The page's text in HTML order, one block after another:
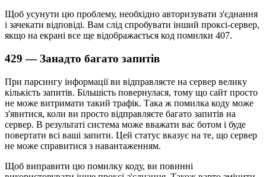
Щоб усунути цю проблему, необхідно авторизувати з'єднання
і зачекати відповіді. Вам слід спробувати інший проксі-сервер,
якщо на екрані все ще відображається код помилки 407.
429 — Занадто багато запитів
При парсингу інформації ви відправляєте на сервер велику
кількість запитів. Більшість повернулася, тому що сайт просто
не може витримати такий трафік. Така ж помилка коду може
з'явитися, коли ви просто відправляєте багато запитів на
сервер. В результаті система може вважати вас ботом і буде
повертати всі ваші запити. Цей статус вказує на те, що сервер
не може справитися з навантаженням.
Щоб виправити цю помилку коду, ви повинні